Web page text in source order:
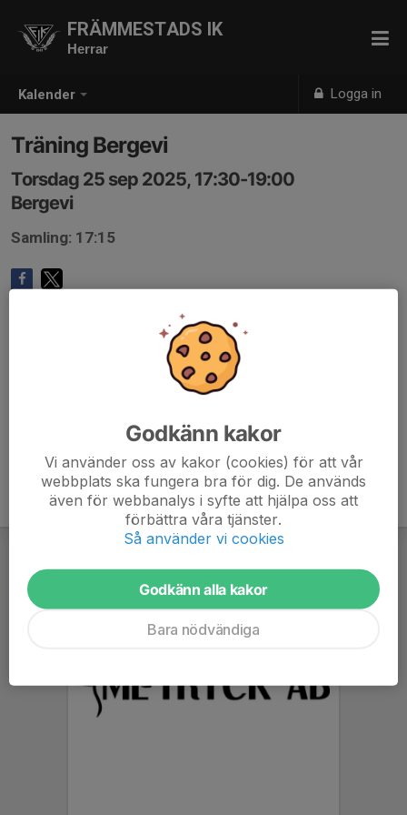
Kalender Logga in
FRÄMMESTADS IK
Herrar
Träning Bergevi
Torsdag 25 sep 2025, 17:30-19:00
Bergevi
Samling: 17:15
Godkänn kakor
Vi använder oss av kakor (cookies) för att vår
webbplats ska fungera bra för dig. De används
även för webbanalys i syfte att hjälpa oss att
förbättra våra tjänster.
Så använder vi cookies
Godkänn alla kakor
Bara nödvändiga